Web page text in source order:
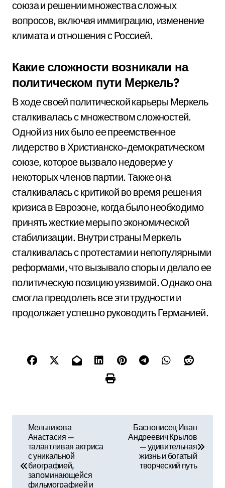
союза и решении множества сложных
вопросов, включая иммиграцию, изменение
климата и отношения с Россией.
Какие сложности возникали на
политическом пути Меркель?
В ходе своей политической карьеры Меркель
сталкивалась с множеством сложностей.
Одной из них было ее преемственное
лидерство в Христианско-демократическом
союзе, которое вызвало недоверие у
некоторых членов партии. Также она
сталкивалась с критикой во время решения
кризиса в Еврозоне, когда было необходимо
принять жесткие меры по экономической
стабилизации. Внутри страны Меркель
сталкивалась с протестами и непопулярными
реформами, что вызывало споры и делало ее
политическую позицию уязвимой. Однако она
смогла преодолеть все эти трудности и
продолжает успешно руководить Германией.
в
Мельникова
Анастасия —
талантливая актриса
с уникальной
биографией,
запоминающейся
фильмографией и
Баснописец Иван
Андреевич Крылов
— удивительная
жизнь и богатый
творческий путь